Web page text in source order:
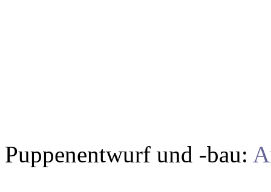
Puppenentwurf und -bau: